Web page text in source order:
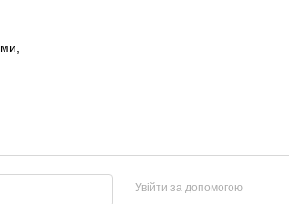
Увійти за допомогою